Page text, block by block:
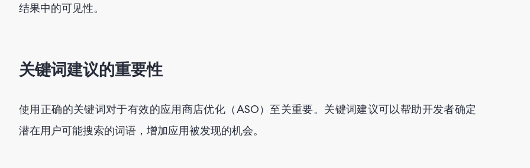
结果中的可见性。
关键词建议的重要性
使用正确的关键词对于有效的应用商店优化（ASO）至关重要。关键词建议可以帮助开发者确定
潜在用户可能搜索的词语，增加应用被发现的机会。